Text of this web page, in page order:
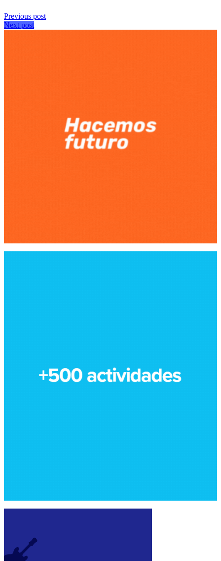
Previous post
Next post